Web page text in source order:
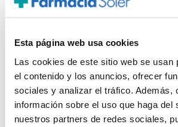
Esta página web usa cookies
Las cookies de este sitio web se usan
el contenido y los anuncios, ofrecer
sociales y analizar el tráfico. Además,
información sobre el uso que haga del
nuestros partners de redes sociales,
ALFA LIPOICO 200MG (50 CÁPSULAS
36,95€
- +